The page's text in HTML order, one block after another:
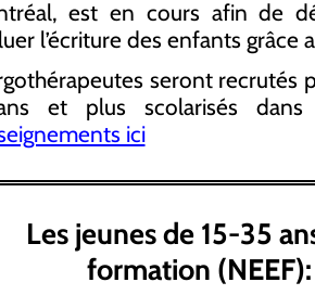
est en cours afin de
l’écriture des enfants grâce
seront recrutés
et plus scolarisés
ici
Les jeunes de 15-35
formation